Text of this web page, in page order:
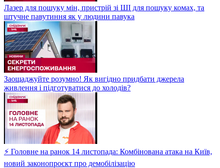
Лазер для пошуку мін, пристрій зі ШІ для пошуку комах, та
штучне павутиння як у людини павука
Заощаджуйте розумно! Як вигідно придбати джерела
живлення і підготуватися до холодів?
⚡ Головне на ранок 14 листопада: Комбінована атака на Київ,
новий законопроєкт про демобілізацію